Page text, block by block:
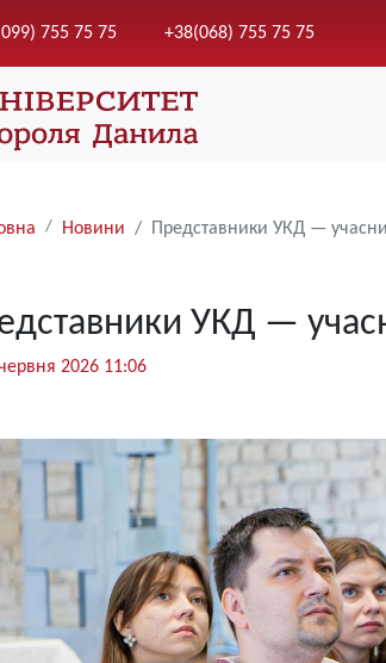
755 75 75 +38(068) 755 75 75
Новини Представники УКД —
УКД —
2026 11:06